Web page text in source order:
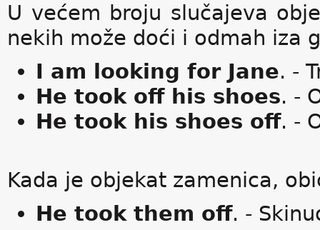
U većem broju slučajeva
nekih može doći i odmah iza
I am looking for Jane. -
He took off his shoes. -
He took his shoes off. -
Kada je objekat zamenica,
He took them off. -